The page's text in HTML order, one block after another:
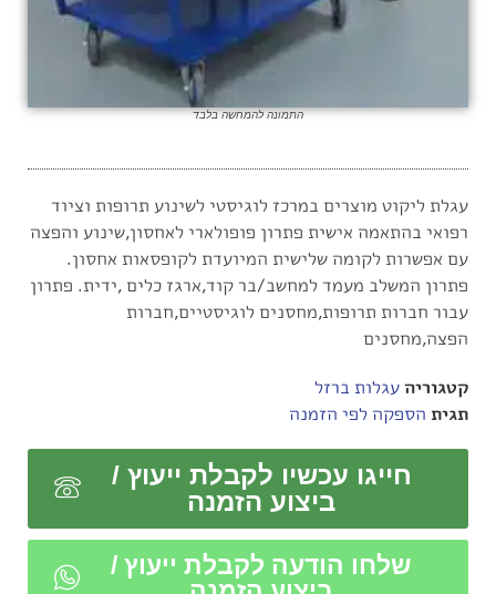
התמונה להמחשה בלבד
עגלת ליקוט מוצרים במרכז לוגיסטי לשינוע תרופות וציוד
רפואי בהתאמה אישית פתרון פופולארי לאחסון,שינוע והפצה
עם אפשרות לקומה שלישית המיועדת לקופסאות אחסון.
פתרון המשלב מעמד למחשב/בר קוד,ארגז כלים ,ידית. פתרון
עבור חברות תרופות,מחסנים לוגיסטיים,חברות
הפצה,מחסנים
קטגוריהעגלות ברזל
תגית הספקה לפי הזמנה
חייגו עכשיו לקבלת ייעוץ /
ביצוע הזמנה
שלחו הודעה לקבלת ייעוץ /